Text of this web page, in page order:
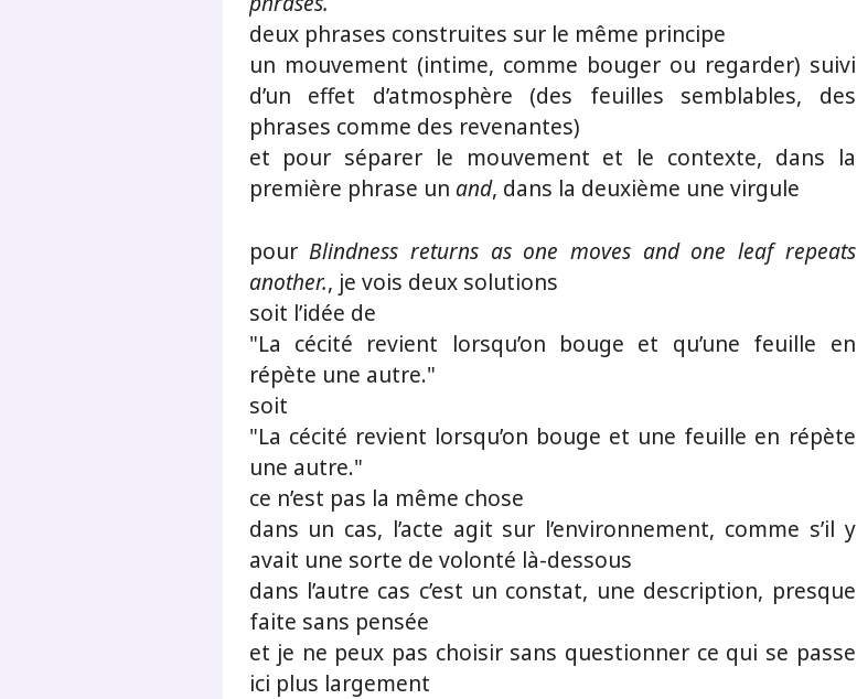
deux phrases construites sur le même principe
un mouvement (intime, comme bouger ou regarder) suivi
d’un effet d’atmosphère (des feuilles semblables, des
phrases comme des revenantes)
et pour séparer le mouvement et le contexte, dans la
première phrase un and, dans la deuxième une virgule
pourBlindness returns as one moves and one leaf repeats
another., je vois deux solutions
soit l’idée de
"La cécité revient lorsqu’on bouge et qu’une feuille en
répète une autre."
soit
"La cécité revient lorsqu’on bouge et une feuille en répète
une autre."
ce n’est pas la même chose
dans un cas, l’acte agit sur l’environnement, comme s’il y
avait une sorte de volonté là-dessous
dans l’autre cas c’est un constat, une description, presque
faite sans pensée
et je ne peux pas choisir sans questionner ce qui se passe
ici plus largement